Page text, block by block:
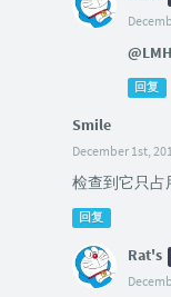
@LMH
回复
Smile
December 1st,
检查到它只占
回复
Rat's